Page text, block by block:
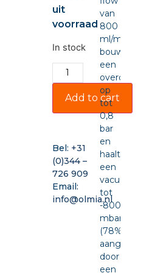
uit
voorraad
In stock
Add to cart
Bel: +31
(0)344 –
726 909
Email:
info@olmia.nl
van
800
ml/min,
bouwt
een
overdruk
op
tot
0,8
bar
en
haalt
een
vacuüm
tot
-800
mbar
(78%),
aangedreven
door
een